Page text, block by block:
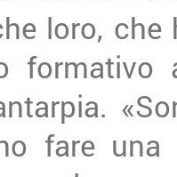
loro,
formativo
fare